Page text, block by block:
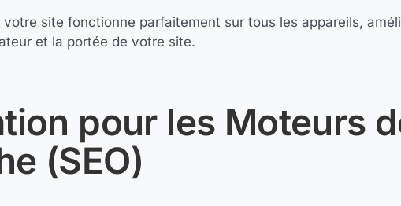
votre site fonctionne parfaitement sur tous les appareils,
et la portée de votre site.
pour les Moteurs
(SEO)